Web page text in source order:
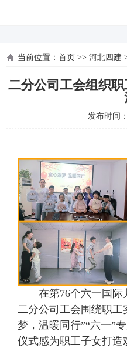
当前位置： 首页 >> 河北四建
二分公司工会组织
发布时间
在第76个六一国际
二分公司工会围绕职工
梦，温暖同行”“六一”
仪式感为职工子女打造